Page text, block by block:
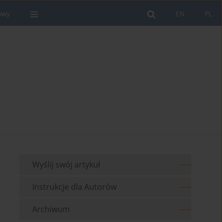
PL
EN
Wyślij swój artykuł
Instrukcje dla Autorów
Archiwum